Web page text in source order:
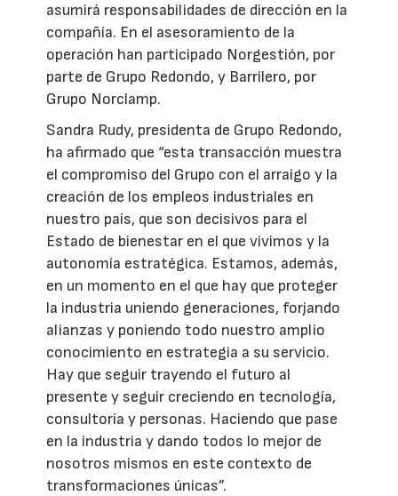
asumirá responsabilidades de dirección en la
compañía. En el asesoramiento de la
operación han participado Norgestión, por
parte de Grupo Redondo, y Barrilero, por
Grupo Norclamp.
Sandra Rudy, presidenta de Grupo Redondo,
ha afirmado que “esta transacción muestra
el compromiso del Grupo con el arraigo y la
creación de los empleos industriales en
nuestro país, que son decisivos para el
Estado de bienestar en el que vivimos y la
autonomía estratégica. Estamos, además,
en un momento en el que hay que proteger
la industria uniendo generaciones, forjando
alianzas y poniendo todo nuestro amplio
conocimiento en estrategia a su servicio.
Hay que seguir trayendo el futuro al
presente y seguir creciendo en tecnología,
consultoría y personas. Haciendo que pase
en la industria y dando todos lo mejor de
nosotros mismos en este contexto de
transformaciones únicas”.